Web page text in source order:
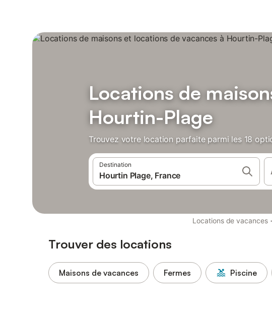
Locations de
Hourtin-Plage
Trouvez votre location parfaite parmi les 18
Destination
Locations de vacances ·
Trouver des locations
Maisons de vacances Fermes Piscine